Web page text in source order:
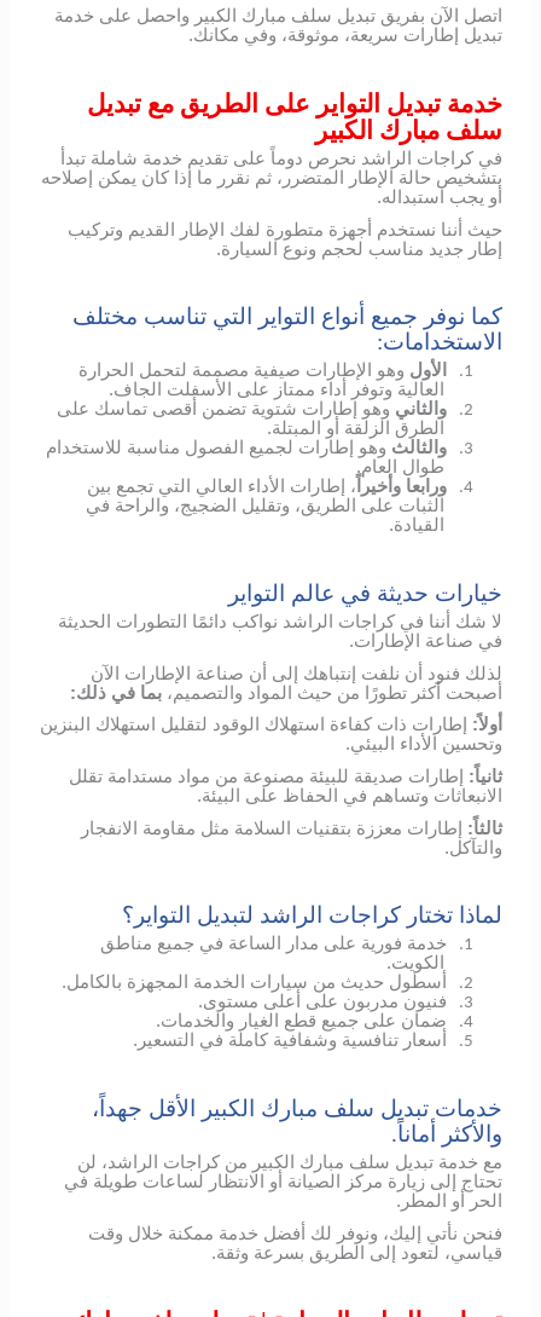
اتصل الآن بفريق تبديل سلف مبارك الكبير واحصل على خدمة
تبديل إطارات سريعة، موثوقة، وفي مكانك.
خدمة تبديل التواير على الطريق مع تبديل
سلف مبارك الكبير
في كراجات الراشد نحرص دوماً على تقديم خدمة شاملة تبدأ
بتشخيص حالة الإطار المتضرر، ثم نقرر ما إذا كان يمكن إصلاحه
أو يجب استبداله.
حيث أننا نستخدم أجهزة متطورة لفك الإطار القديم وتركيب
إطار جديد مناسب لحجم ونوع السيارة.
كما نوفر جميع أنواع التواير التي تناسب مختلف
الاستخدامات:
1. الأول وهو الإطارات صيفية مصممة لتحمل الحرارة
العالية وتوفر أداء ممتاز على الأسفلت الجاف.
2. والثاني وهو إطارات شتوية تضمن أقصى تماسك على
الطرق الزلقة أو المبتلة.
3. والثالث وهو إطارات لجميع الفصول مناسبة للاستخدام
طوال العام.
4. ورابعا وأخيراً ، إطارات الأداء العالي التي تجمع بين
الثبات على الطريق، وتقليل الضجيج، والراحة في
القيادة.
خيارات حديثة في عالم التواير
لا شك أننا في كراجات الراشد نواكب دائمًا التطورات الحديثة
في صناعة الإطارات.
لذلك فنود أن نلفت إنتباهك إلى أن صناعة الإطارات الآن
أصبحت أكثر تطورًا من حيث المواد والتصميم،بما في ذلك:
أولاً: إطارات ذات كفاءة استهلاك الوقود لتقليل استهلاك البنزين
وتحسين الأداء البيئي.
ثانياً: إطارات صديقة للبيئة مصنوعة من مواد مستدامة تقلل
الانبعاثات وتساهم في الحفاظ على البيئة.
ثالثاً: إطارات معززة بتقنيات السلامة مثل مقاومة الانفجار
والتآكل.
لماذا تختار كراجات الراشد لتبديل التواير؟
1.
خدمة فورية على مدار الساعة في جميع مناطق
الكويت.
2. أسطول حديث من سيارات الخدمة المجهزة بالكامل.
3. فنيون مدربون على أعلى مستوى.
4. ضمان على جميع قطع الغيار والخدمات.
5. أسعار تنافسية وشفافية كاملة في التسعير.
خدمات تبديل سلف مبارك الكبير الأقل جهداً،
والأكثر أماناً.
مع خدمة تبديل سلف مبارك الكبير من كراجات الراشد، لن
تحتاج إلى زيارة مركز الصيانة أو الانتظار لساعات طويلة في
الحر أو المطر.
فنحن نأتي إليك، ونوفر لك أفضل خدمة ممكنة خلال وقت
قياسي، لتعود إلى الطريق بسرعة وثقة.